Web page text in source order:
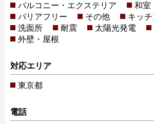
バルコニー・エクステリア
和室
バリアフリー
その他 キッチ
洗面所
耐震 太陽光発電
外壁・屋根
対応エリア
東京都
電話